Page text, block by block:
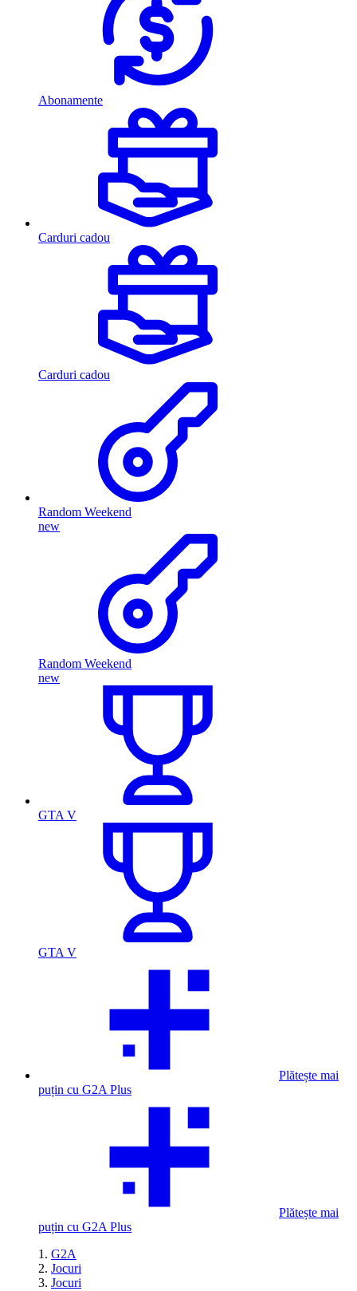
Abonamente
Carduri cadou
Carduri cadou
Random Weekend
new
Random Weekend
new
GTA V
GTA V
Plătește mai
puțin cu G2A Plus
Plătește mai
puțin cu G2A Plus
G2A
Jocuri
Jocuri